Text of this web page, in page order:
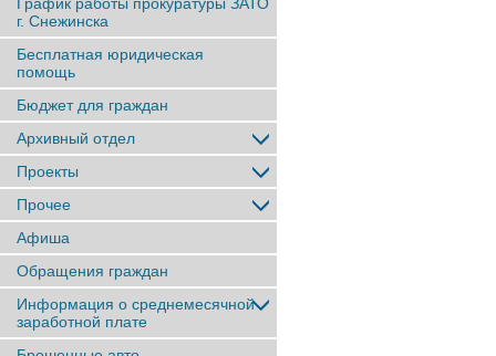
г. Снежинска
Бесплатная юридическая
помощь
Бюджет для граждан
Архивный отдел
Проекты
Прочее
Афиша
Обращения граждан
Информация о среднемесячной
заработной плате